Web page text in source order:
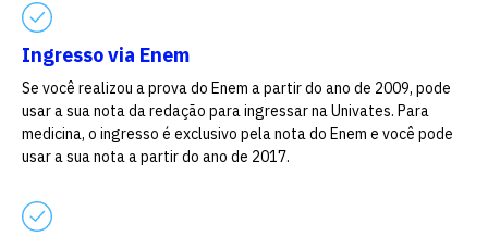
Ingresso via Enem
Se você realizou a prova do Enem a partir do ano de 2009, pode
usar a sua nota da redação para ingressar na Univates. Para
medicina, o ingresso é exclusivo pela nota do Enem e você pode
usar a sua nota a partir do ano de 2017.